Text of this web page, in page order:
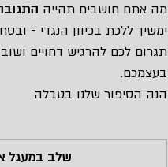
מה אתם חושבים תהייה
ימשיך ללכת בכיוון הנגדי -
תגרום לכם להרגיש דחויים
בעצמכם.
הנה הסיפור שלנו בטבלה
שלב במעגל